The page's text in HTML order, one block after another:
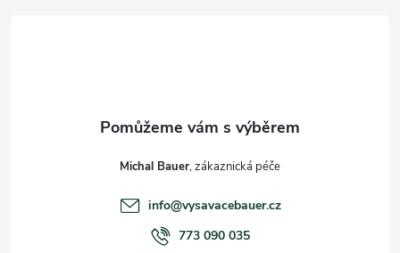
Michal Bauer
info@vysavacebauer.cz
773 090 035